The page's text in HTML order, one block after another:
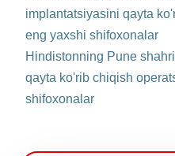
implantatsiyasini qayta
eng yaxshi shifoxonalar
Hindistonning Pune
qayta ko'rib chiqish
shifoxonalar